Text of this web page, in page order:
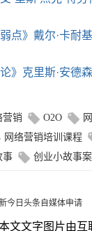
弱点》戴尔·卡耐
论》克里斯·安德
营销 O2O
网络营销培训课程
事
创业小故事案
今日头条自媒体申请
文文字图片由互